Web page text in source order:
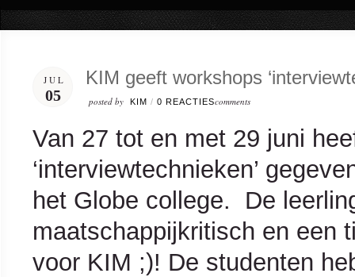
JUL
05
KIM geeft workshops
posted by KIM / 0 REACTIEScomments
Van 27 tot en met 29 juni
‘interviewtechnieken’
het Globe college. De
maatschappijkritisch en een
voor KIM ;)! De studenten